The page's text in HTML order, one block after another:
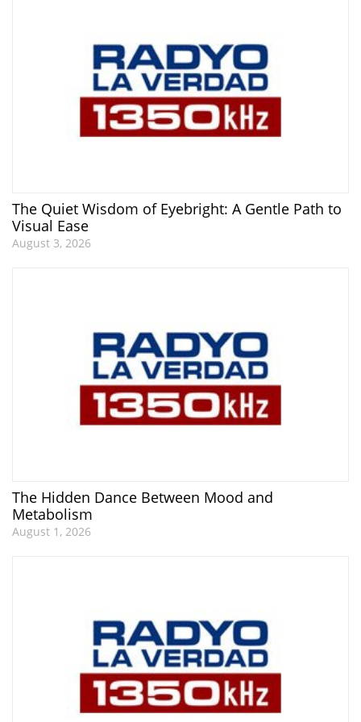
The Quiet Wisdom of Eyebright: A Gentle Path to
Visual Ease
August 3, 2026
The Hidden Dance Between Mood and
Metabolism
August 1, 2026